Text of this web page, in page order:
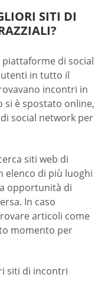
SITI DI
di social
in tutto il
incontri in
si è spostato online,
social network per
siti web di
elenco di più luoghi
opportunità di
In caso
articoli come
momento per
siti di incontri